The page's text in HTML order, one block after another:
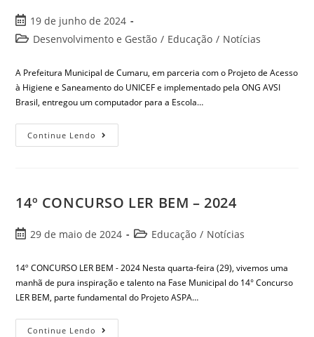
19 de junho de 2024
Desenvolvimento e Gestão / Educação / Notícias
A Prefeitura Municipal de Cumaru, em parceria com o Projeto de Acesso
à Higiene e Saneamento do UNICEF e implementado pela ONG AVSI
Brasil, entregou um computador para a Escola…
Continue Lendo
14º CONCURSO LER BEM – 2024
29 de maio de 2024 Educação / Notícias
14º CONCURSO LER BEM - 2024 Nesta quarta-feira (29), vivemos uma
manhã de pura inspiração e talento na Fase Municipal do 14° Concurso
LER BEM, parte fundamental do Projeto ASPA…
Continue Lendo